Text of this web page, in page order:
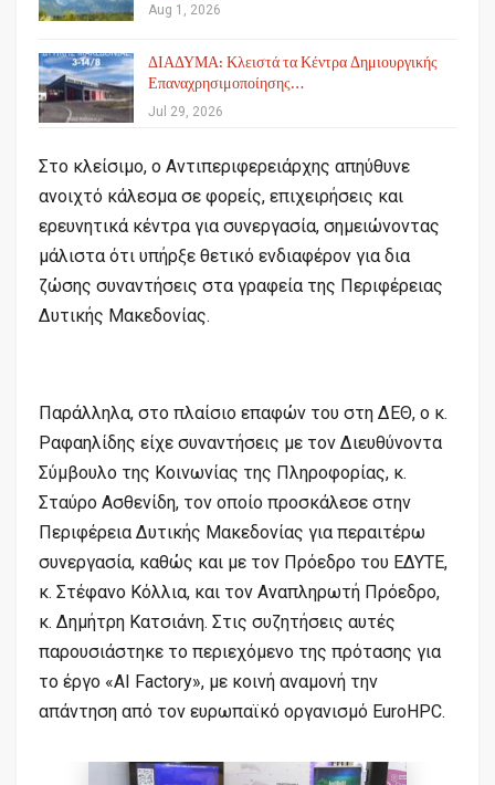
Aug 1, 2026
ΔΙΑΔΥΜΑ: Κλειστά τα Κέντρα Δημιουργικής
Επαναχρησιμοποίησης…
Jul 29, 2026
Στο κλείσιμο, ο Αντιπεριφερειάρχης απηύθυνε
ανοιχτό κάλεσμα σε φορείς, επιχειρήσεις και
ερευνητικά κέντρα για συνεργασία, σημειώνοντας
μάλιστα ότι υπήρξε θετικό ενδιαφέρον για δια
ζώσης συναντήσεις στα γραφεία της Περιφέρειας
Δυτικής Μακεδονίας.
Παράλληλα, στο πλαίσιο επαφών του στη ΔΕΘ, ο κ.
Ραφαηλίδης είχε συναντήσεις με τον Διευθύνοντα
Σύμβουλο της Κοινωνίας της Πληροφορίας, κ.
Σταύρο Ασθενίδη, τον οποίο προσκάλεσε στην
Περιφέρεια Δυτικής Μακεδονίας για περαιτέρω
συνεργασία, καθώς και με τον Πρόεδρο του ΕΔΥΤΕ,
κ. Στέφανο Κόλλια, και τον Αναπληρωτή Πρόεδρο,
κ. Δημήτρη Κατσιάνη. Στις συζητήσεις αυτές
παρουσιάστηκε το περιεχόμενο της πρότασης για
το έργο «AI Factory», με κοινή αναμονή την
απάντηση από τον ευρωπαϊκό οργανισμό EuroHPC.